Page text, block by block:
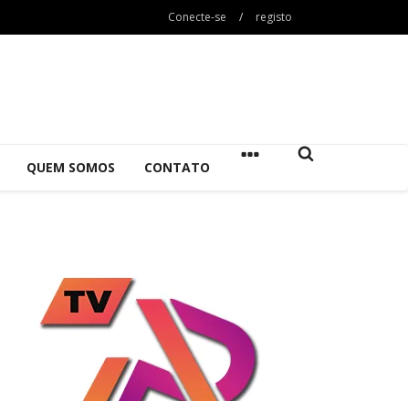
Conecte-se / registo
QUEM SOMOS CONTATO